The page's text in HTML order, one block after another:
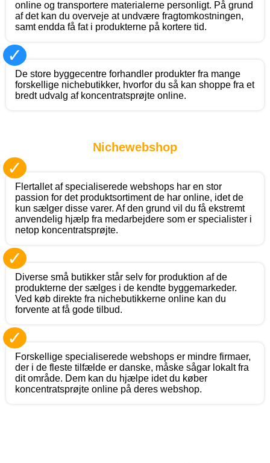
online og transportere materialerne personligt. På grund
af det kan du overveje at undvære fragtomkostningen,
samt endda få fat i produkterne på kortere tid.
✓
De store byggecentre forhandler produkter fra mange
forskellige nichebutikker, hvorfor du så kan shoppe fra et
bredt udvalg af koncentratsprøjte online.
Nichewebshop
✓
Flertallet af specialiserede webshops har en stor
passion for det produktsortiment de har online, idet de
kun sælger disse varer. Af den grund vil du få ekstremt
anvendelig hjælp fra medarbejdere som er specialister i
netop koncentratsprøjte.
✓
Diverse små butikker står selv for produktion af de
produkterne der sælges i de kendte byggemarkeder.
Ved køb direkte fra nichebutikkerne online kan du
forvente at få gode tilbud.
✓
Forskellige specialiserede webshops er mindre firmaer,
der i de fleste tilfælde er danske, måske sågar lokalt fra
dit område. Dem kan du hjælpe idet du køber
koncentratsprøjte online på deres webshop.